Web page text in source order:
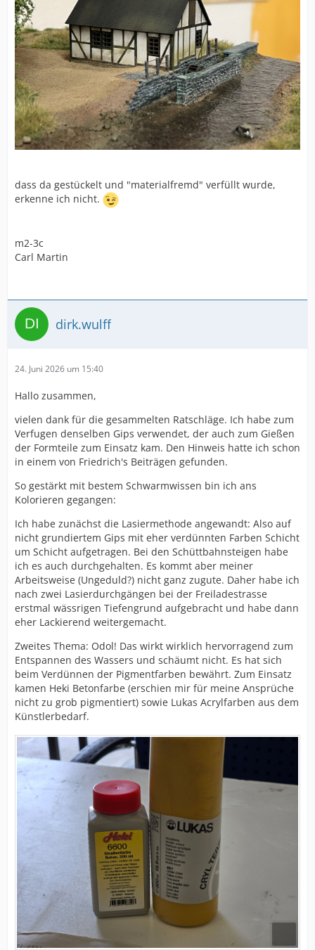
dass da gestückelt und "materialfremd" verfüllt wurde,
erkenne ich nicht.
m2-3c
Carl Martin
dirk.wulff
24. Juni 2026 um 15:40
Hallo zusammen,
vielen dank für die gesammelten Ratschläge. Ich habe zum
Verfugen denselben Gips verwendet, der auch zum Gießen
der Formteile zum Einsatz kam. Den Hinweis hatte ich schon
in einem von Friedrich's Beiträgen gefunden.
So gestärkt mit bestem Schwarmwissen bin ich ans
Kolorieren gegangen:
Ich habe zunächst die Lasiermethode angewandt: Also auf
nicht grundiertem Gips mit eher verdünnten Farben Schicht
um Schicht aufgetragen. Bei den Schüttbahnsteigen habe
ich es auch durchgehalten. Es kommt aber meiner
Arbeitsweise (Ungeduld?) nicht ganz zugute. Daher habe ich
nach zwei Lasierdurchgängen bei der Freiladestrasse
erstmal wässrigen Tiefengrund aufgebracht und habe dann
eher Lackierend weitergemacht.
Zweites Thema: Odol! Das wirkt wirklich hervorragend zum
Entspannen des Wassers und schäumt nicht. Es hat sich
beim Verdünnen der Pigmentfarben bewährt. Zum Einsatz
kamen Heki Betonfarbe (erschien mir für meine Ansprüche
nicht zu grob pigmentiert) sowie Lukas Acrylfarben aus dem
Künstlerbedarf.